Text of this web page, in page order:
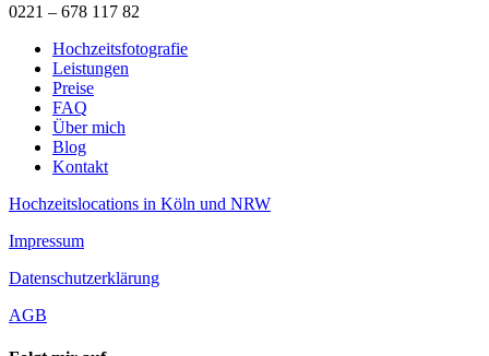
0221 – 678 117 82
Hochzeitsfotografie
Leistungen
Preise
FAQ
Über mich
Blog
Kontakt
Hochzeitslocations in Köln und NRW
Impressum
Datenschutzerklärung
AGB